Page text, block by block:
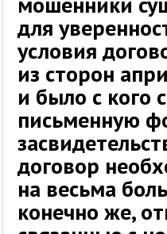
для
условия
из сторон
и было с кого
письменную
договор
на весьма
конечно же,